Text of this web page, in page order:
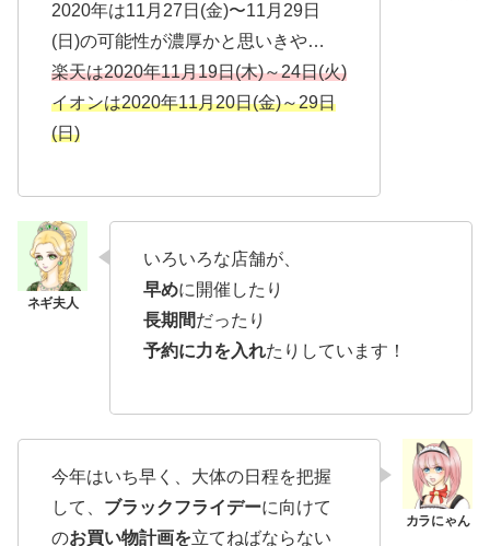
2020年は11月27日(金)〜11月29日
(日)の可能性が濃厚かと思いきや…
楽天は2020年11月19日(木)～24日(火)
イオンは2020年11月20日(金)～29日
(日)
いろいろな店舗が、
早めに開催したり
長期間だったり
予約に力を入れたりしています！
今年はいち早く、大体の日程を把握
して、 ブラックフライデーに向けて
のお買い物計画を立てねばならない